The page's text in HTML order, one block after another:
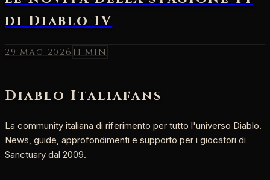
29 mag 2026 11 min
Diablo Italiafans
La community italiana di riferimento per tutto l'universo Diablo.
News, guide, approfondimenti e supporto per i giocatori di
Sanctuary dal 2009.